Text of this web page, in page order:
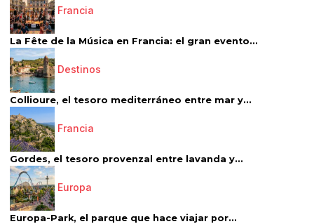
Francia
La Fête de la Música en Francia: el gran evento...
Destinos
Collioure, el tesoro mediterráneo entre mar y...
Francia
Gordes, el tesoro provenzal entre lavanda y...
Europa
Europa-Park, el parque que hace viajar por...